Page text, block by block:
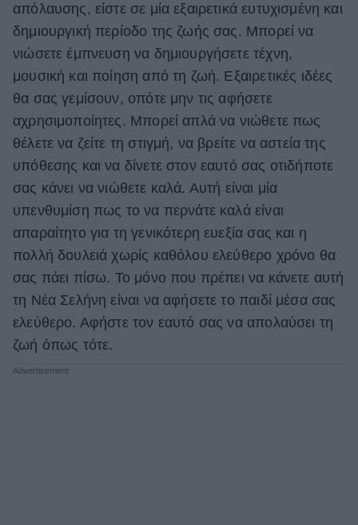
απόλαυσης, είστε σε μία εξαιρετικά ευτυχισμένη και
δημιουργική περίοδο της ζωής σας. Μπορεί να
νιώσετε έμπνευση να δημιουργήσετε τέχνη,
μουσική και ποίηση από τη ζωή. Εξαιρετικές ιδέες
θα σας γεμίσουν, οπότε μην τις αφήσετε
αχρησιμοποίητες. Μπορεί απλά να νιώθετε πως
θέλετε να ζείτε τη στιγμή, να βρείτε να αστεία της
υπόθεσης και να δίνετε στον εαυτό σας οτιδήποτε
σας κάνει να νιώθετε καλά. Αυτή είναι μία
υπενθυμίση πως το να περνάτε καλά είναι
απαραίτητο για τη γενικότερη ευεξία σας και η
πολλή δουλειά χωρίς καθόλου ελεύθερο χρόνο θα
σας πάει πίσω. Το μόνο που πρέπει να κάνετε αυτή
τη Νέα Σελήνη είναι να αφήσετε το παιδί μέσα σας
ελεύθερο. Αφήστε τον εαυτό σας να απολαύσει τη
ζωή όπως τότε.